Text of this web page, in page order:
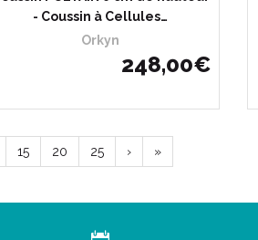
- Coussin à Cellules…
Orkyn
248,00€
15 20 25 › »